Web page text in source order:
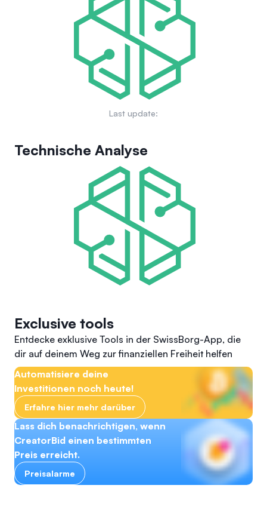
staken, um verifizierte Abzeichen für KI-Agenten zu erhalten.
Diese Mechanismen schaffen ausgerichtete Anreize für
Qualität und langfristiges Wachstum innerhalb des
Ökosystems und deuten auf ein partizipatives Governance-
Modell hin, das an Token-Bestände und Aktivität gebunden
aufzubauen. Der Fokus liegt auf der Gestaltung einer neuen
Creator Economy, die KI-Agenten als autonome Einheiten
nutzt, um digitale Inhalte zu erstellen, zu monetarisieren und
gemeinschaftlich zu besitzen. CreatorBid strebt an, die
traditionelle Creator Economy zu transformieren, indem
Werkzeuge bereitgestellt werden, die die Autonomie der
Schöpfer über ihre Arbeit und Einnahmen durch die
Integration von Blockchain und KI erhöhen.
Last update:
Technische Analyse
Exclusive tools
Entdecke exklusive Tools in der SwissBorg-App, die
dir auf deinem Weg zur finanziellen Freiheit helfen
Automatisiere deine
Investitionen noch heute!
Erfahre hier mehr darüber
Lass dich benachrichtigen, wenn
CreatorBid einen bestimmten
Preis erreicht.
Preisalarme